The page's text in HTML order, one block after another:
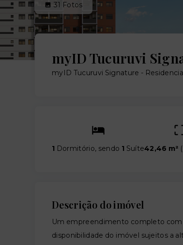
31 Fotos
myID Tucuruvi
myID Tucuruvi Signature -
1 Dormitório, sendo 1 Suíte42,46 m² (
Descrição do imóvel
Um empreendimento completo com
disponibilidade do imóvel sujeitos a